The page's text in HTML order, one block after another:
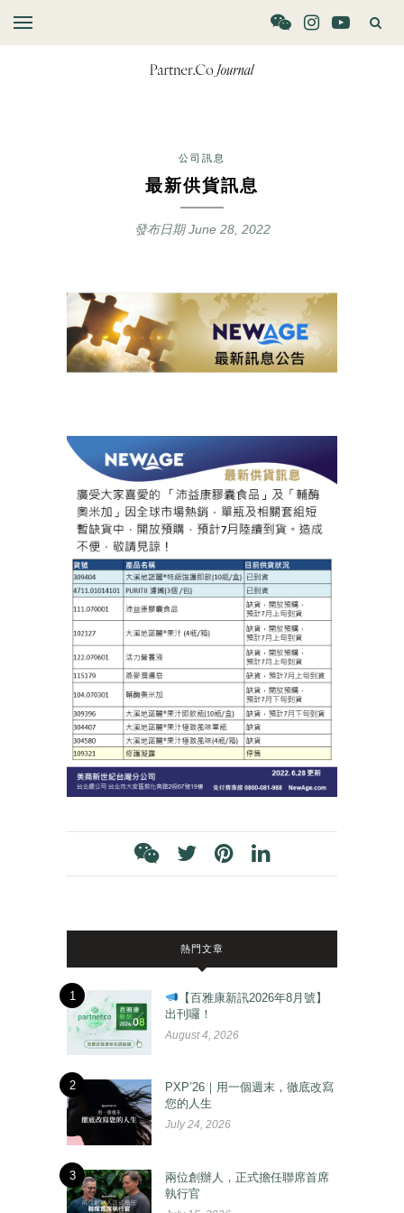
公司訊息
最新供貨訊息
發布日期June 28, 2022
熱門文章
1
【百雅康新訊2026年8月號】
出刊囉！
August 4, 2026
2
PXP’26｜用一個週末，徹底改寫
您的人生
July 24, 2026
3
兩位創辦人，正式擔任聯席首席
執行官